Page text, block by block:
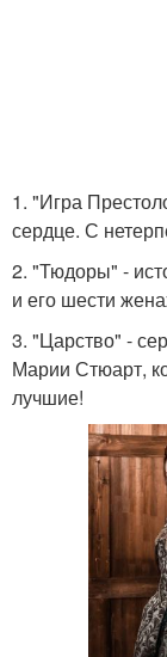
1. "Игра
сердце. С
2. "Тюдоры" -
и его шести
3. "Царство" -
Марии Стюарт,
лучшие!